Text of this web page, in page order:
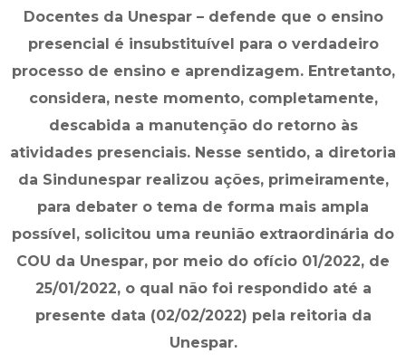
Docentes da Unespar – defende que o ensino
presencial é insubstituível para o verdadeiro
processo de ensino e aprendizagem. Entretanto,
considera, neste momento, completamente,
descabida a manutenção do retorno às
atividades presenciais. Nesse sentido, a diretoria
da Sindunespar realizou ações, primeiramente,
para debater o tema de forma mais ampla
possível, solicitou uma reunião extraordinária do
COU da Unespar, por meio do ofício 01/2022, de
25/01/2022, o qual não foi respondido até a
presente data (02/02/2022) pela reitoria da
Unespar.